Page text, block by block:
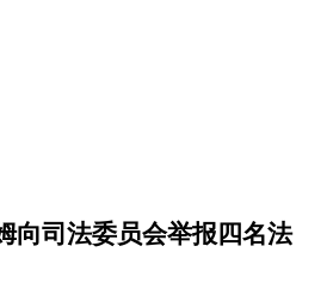
向司法委员会举报四名法